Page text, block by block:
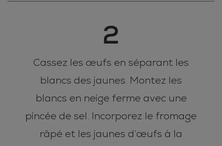
2
Cassez les œufs en séparant les
blancs des jaunes. Montez les
blancs en neige ferme avec une
pincée de sel. Incorporez le fromage
râpé et les jaunes d’œufs à la